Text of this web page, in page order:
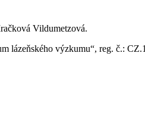
Vildumetzová.
lázeňského výzkumu“, reg. č.: